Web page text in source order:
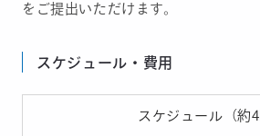
をご提出いただけます。
スケジュール・費用
スケジュール（約